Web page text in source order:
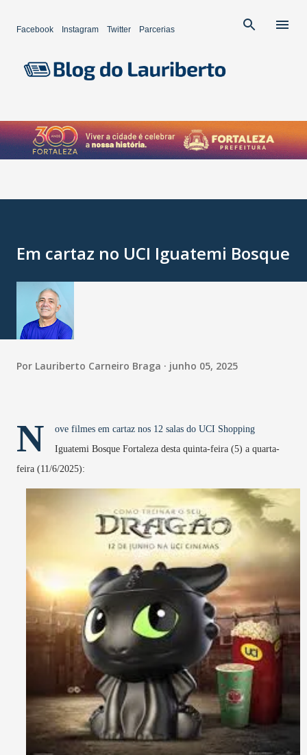
Facebook Instagram Twitter Parcerias
Em cartaz no UCI Iguatemi Bosque
Por Lauriberto Carneiro Braga junho 05, 2025
N
ove filmes em cartaz nos 12 salas do UCI Shopping
Iguatemi Bosque Fortaleza desta quinta-feira (5) a quarta-
feira (11/6/2025):